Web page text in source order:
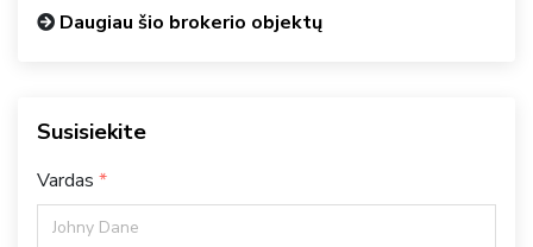
Daugiau šio brokerio objektų
Susisiekite
Vardas